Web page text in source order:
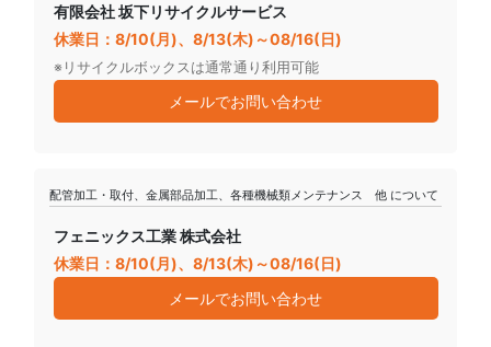
有限会社 坂下リサイクルサービス
休業日：8/10(月)、8/13(木)～08/16(日)
※リサイクルボックスは通常通り利用可能
メールでお問い合わせ
配管加工・取付、金属部品加工、各種機械類メンテナンス 他 について
フェニックス工業 株式会社
休業日：8/10(月)、8/13(木)～08/16(日)
メールでお問い合わせ